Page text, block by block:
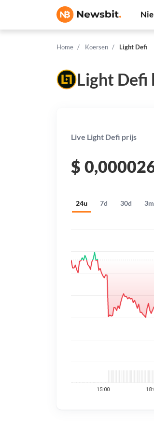
Home Koersen Light Defi
Light Defi
Live Light Defi prijs
$
24u 7d 30d 3m